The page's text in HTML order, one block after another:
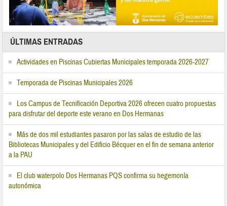
ÚLTIMAS ENTRADAS
Actividades en Piscinas Cubiertas Municipales temporada 2026-2027
Temporada de Piscinas Municipales 2026
Los Campus de Tecnificación Deportiva 2026 ofrecen cuatro propuestas
para disfrutar del deporte este verano en Dos Hermanas
Más de dos mil estudiantes pasaron por las salas de estudio de las
Bibliotecas Municipales y del Edificio Bécquer en el fin de semana anterior
a la PAU
El club waterpolo Dos Hermanas PQS confirma su hegemonía
autonómica